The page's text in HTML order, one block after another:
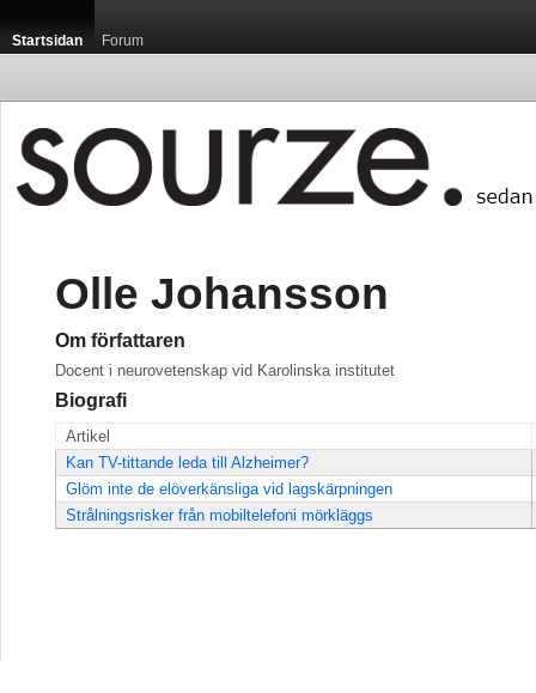
Startsidan Forum
Olle Johansson
Om författaren
Docent i neurovetenskap vid Karolinska institutet
Biografi
Artikel
Kan TV-tittande leda till Alzheimer?
Glöm inte de elöverkänsliga vid lagskärpningen
Strålningsrisker från mobiltelefoni mörkläggs